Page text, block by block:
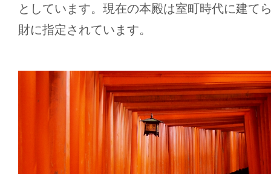
としています。現在の本殿は室町時代に建て
財に指定されています。